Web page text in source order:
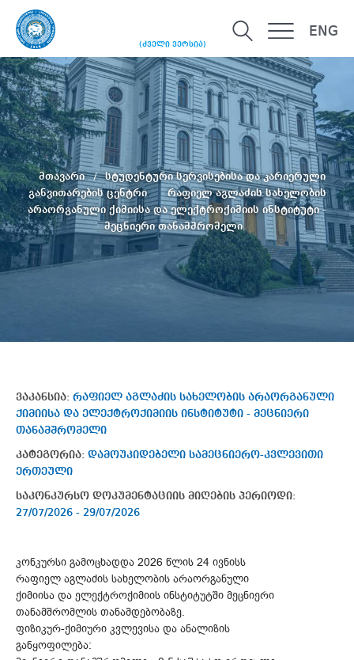
(ძველი ვერსია)
ENG
მთავარი
სტუდენტური სერვისებისა და კარიერული
განვითარების ცენტრი
რაფიელ აგლაძის სახელობის
არაორგანული ქიმიისა და ელექტროქიმიის ინსტიტუტი -
მეცნიერი თანამშრომელი
ვაკანსია: რაფიელ აგლაძის სახელობის არაორგანული
ქიმიისა და ელექტროქიმიის ინსტიტუტი - მეცნიერი
თანამშრომელი
კატეგორია: დამოუკიდებელი სამეცნიერო-კვლევითი
ერთეული
საკონკურსო დოკუმენტაციის მიღების პერიოდი:
27/07/2026 - 29/07/2026
კონკურსი გამოცხადდა 2026 წლის 24 ივნისს
რაფიელ აგლაძის სახელობის არაორგანული
ქიმიისა და ელექტროქიმიის ინსტიტუტში მეცნიერი
თანამშრომლის თანამდებობაზე.
ფიზიკურ-ქიმიური კვლევისა და ანალიზის
განყოფილება: